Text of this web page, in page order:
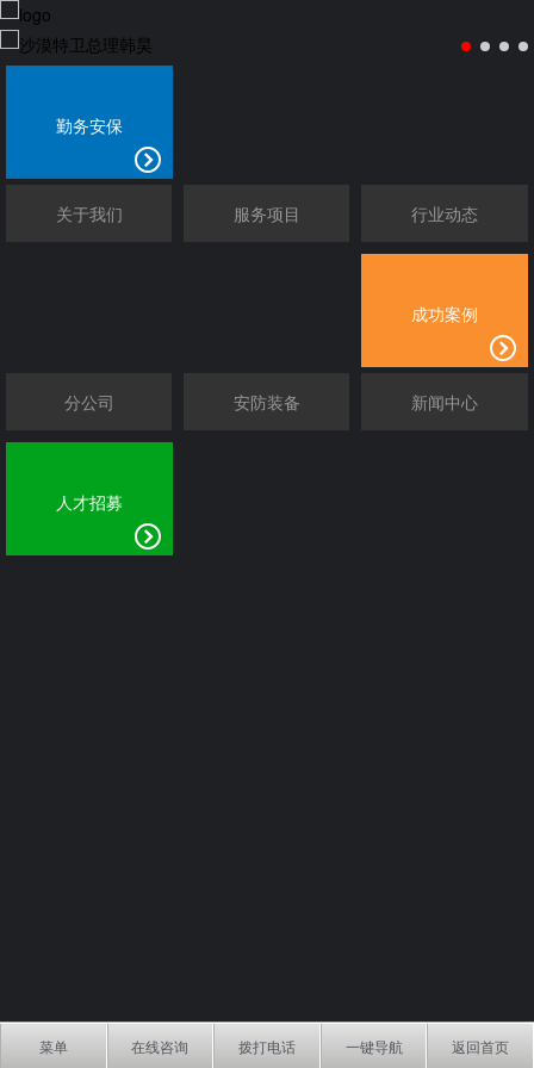
勤务安保
关于我们 服务项目 行业动态
成功案例
分公司 安防装备 新闻中心
人才招募
菜单 在线咨询 拨打电话 一键导航 返回首页